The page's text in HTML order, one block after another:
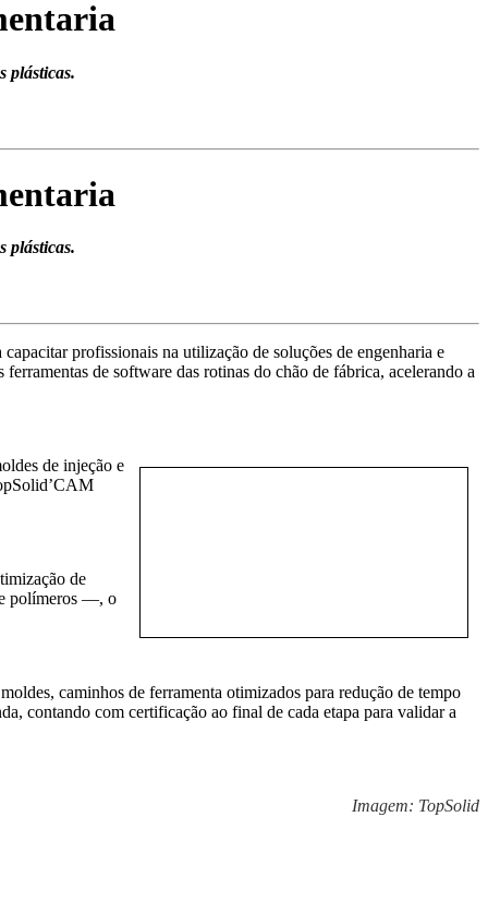
plásticas.
plásticas.
profissionais na utilização de soluções de engenharia e
de software das rotinas do chão de fábrica, acelerando a
de injeção e
de
polímeros —, o
caminhos de ferramenta otimizados para redução de tempo
contando com certificação ao final de cada etapa para validar a
Imagem: TopSolid